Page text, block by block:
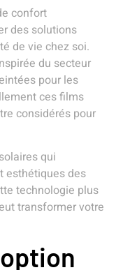
confort
des solutions
de vie chez soi.
du secteur
pour les
ces films
considérés pour
qui
esthétiques des
technologie plus
transformer votre